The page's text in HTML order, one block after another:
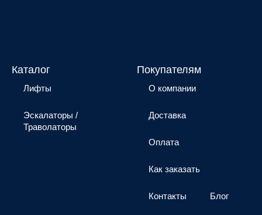
Каталог
Лифты
Эскалаторы /
Траволаторы
Покупателям
О компании
Доставка
Оплата
Как заказать
Контакты Блог